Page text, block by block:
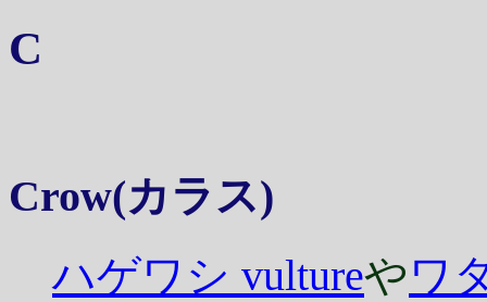
C
Crow(カラス)
ハゲワシ vultureやワ